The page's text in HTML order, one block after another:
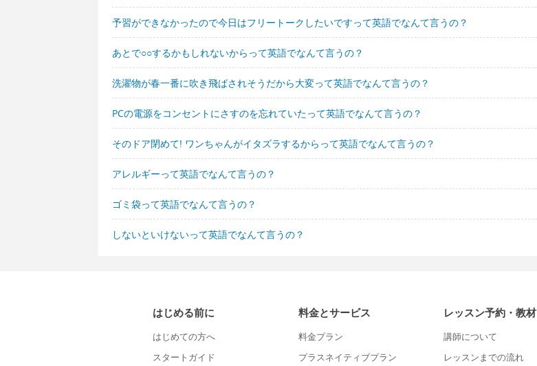
予習ができなかったので今日はフリートークしたいですって英語でなんて言うの？
あとで○○するかもしれないからって英語でなんて言うの？
洗濯物が春一番に吹き飛ばされそうだから大変って英語でなんて言うの？
PCの電源をコンセントにさすのを忘れていたって英語でなんて言うの？
そのドア閉めて! ワンちゃんがイタズラするからって英語でなんて言うの？
アレルギーって英語でなんて言うの？
ゴミ袋って英語でなんて言うの？
しないといけないって英語でなんて言うの？
はじめる前に
はじめての方へ
スタートガイド
料金とサービス
料金プラン
プラスネイティブプラン
レッスン予約・教材
講師について
レッスンまでの流れ